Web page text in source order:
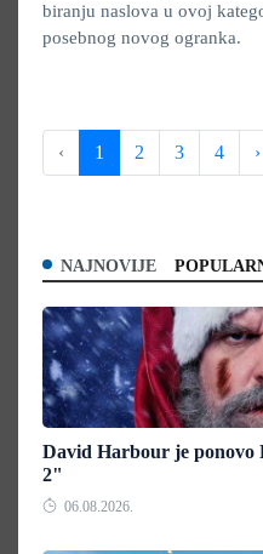
biranju naslova u ovoj
posebnog novog ogranka.
‹ 1 2 3 4 ›
NAJNOVIJE
David Harbour je
2"
06.08.2026.